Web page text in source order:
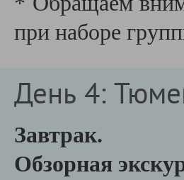
при наборе
День 4:
Завтрак.
Обзорная